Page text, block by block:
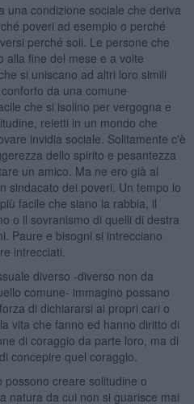
una condizione sociale che deriva
poveri ad esempio o perché
perché soli. Le persone che
alla fine del mese e a volte
si uniscano ad altri loro simili
da una comune
che si isolino per vergogna e
reietti in un mondo che
invidia sociale. Solitamente c'è
dello spirito e pesantezza
un amico. Ma ne ero già al
sindacato dei poveri. Un tempo lo
facile che siano la rabbia, il
o il sovranismo di quelli di destra
Paure e bisogni si intrecciano
intrecciati.
diverso -diverso non da
comune- immagino possano
di dichiararsi ai propri cari o
vita che fanno ed hanno diritto di
di coraggio da parte loro, ma di
concepire quel coraggio.
possono creare solitudine o
natura da cui non si guarisce mai